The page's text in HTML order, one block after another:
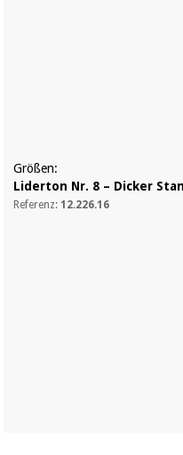
Größen:
Liderton Nr. 8 – Dicker
Referenz:12.226.16